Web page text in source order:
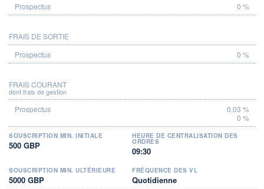
0 %
FRAIS DE SORTIE
0 %
FRAIS COURANT
dont frais de gestion
0,03 %
0 %
SOUSCRIPTION MIN. INITIALE
500 GBP
HEURE DE CENTRALISATION DES
ORDRES
09:30
SOUSCRIPTION MIN. ULTÉRIEURE
5000 GBP
FRÉQUENCE DES VL
Quotidienne